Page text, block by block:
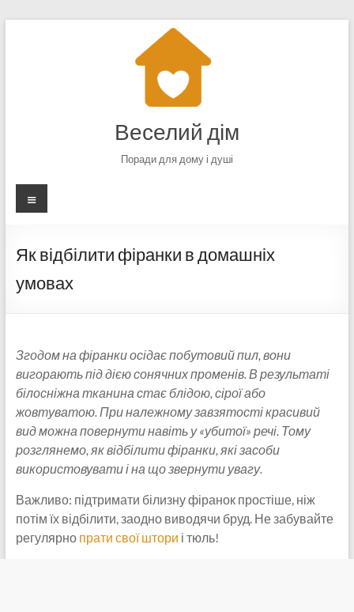
Веселий дім
Поради для дому і душі
Меню
Як відбілити фіранки в домашніх
умовах
Згодом на фіранки осідає побутовий пил, вони
вигорають під дією сонячних променів. В результаті
білосніжна тканина стає блідою, сірої або
жовтуватою. При належному завзятості красивий
вид можна повернути навіть у «убитої» речі. Тому
розглянемо, як відбілити фіранки, якізасоби
використовувати і на що звернути увагу.
Важливо: підтримати білизну фіранок простіше, ніж
потім їх відбілити, заодно виводячи бруд. Не забувайте
регулярно прати свої штори і тюль!